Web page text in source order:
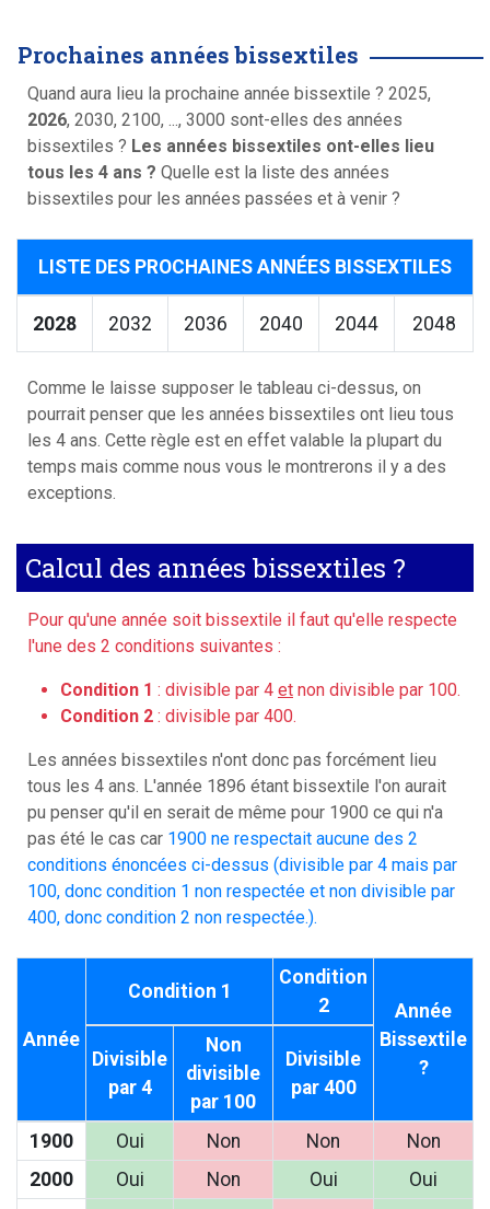
Prochaines années bissextiles
Quand aura lieu la prochaine année bissextile ? 2025,
2026, 2030, 2100, ..., 3000 sont-elles des années
bissextiles ? Les années bissextiles ont-elles lieu
tous les 4 ans ? Quelle est la liste des années
bissextiles pour les années passées et à venir ?
LISTE DES PROCHAINES ANNÉES BISSEXTILES
2028 2032 2036 2040 2044 2048
Comme le laisse supposer le tableau ci-dessus, on
pourrait penser que les années bissextiles ont lieu tous
les 4 ans. Cette règle est en effet valable la plupart du
temps mais comme nous vous le montrerons il y a des
exceptions.
Calcul des années bissextiles ?
Pour qu'une année soit bissextile il faut qu'elle respecte
l'une des 2 conditions suivantes :
Condition 1 : divisible par 4 et non divisible par 100.
Condition 2 : divisible par 400.
Les années bissextiles n'ont donc pas forcément lieu
tous les 4 ans. L'année 1896 étant bissextile l'on aurait
pu penser qu'il en serait de même pour 1900 ce qui n'a
pas été le cas car 1900 ne respectait aucune des 2
conditions énoncées ci-dessus (divisible par 4 mais par
100, donc condition 1 non respectée et non divisible par
400, donc condition 2 non respectée.).
Année
Condition 1
Condition
2
Année
Bissextile
?
Divisible
par 4
Non
divisible
par 100
Divisible
par 400
1900 Oui Non Non
Non
2000
Oui Non Oui
Oui